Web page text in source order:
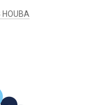
HOUBA